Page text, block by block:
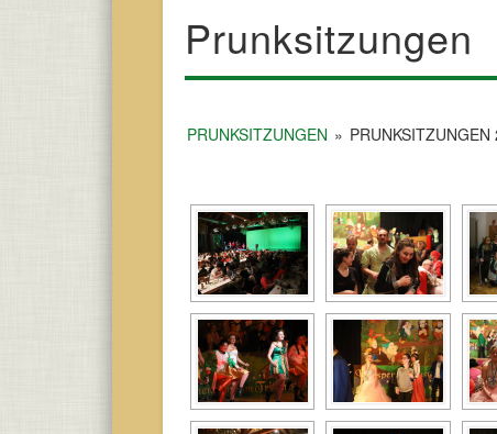
Prunksitzungen
PRUNKSITZUNGEN » PRUNKSITZUNGEN